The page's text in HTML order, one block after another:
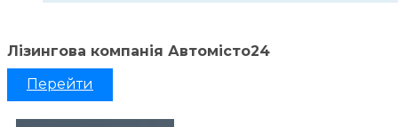
Лізингова компанія Автомісто24
Перейти